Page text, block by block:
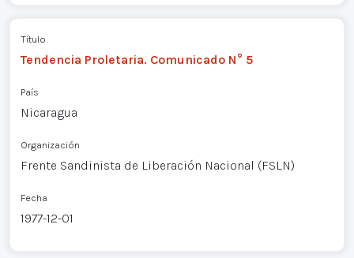
Título
Tendencia Proletaria. Comunicado N° 5
País
Nicaragua
Organización
Frente Sandinista de Liberación Nacional (FSLN)
Fecha
1977-12-01